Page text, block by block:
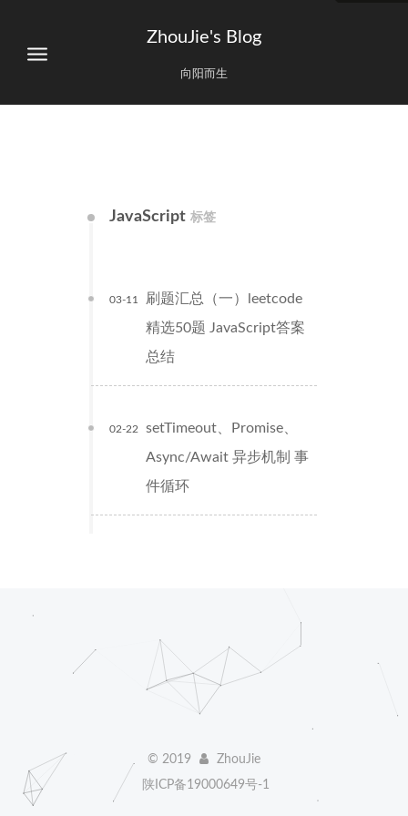
ZhouJie's Blog
向阳而生
JavaScript 标签
刷题汇总（一）leetcode
精选50题 JavaScript答案
总结
03-11
setTimeout、Promise、
Async/Await 异步机制 事
件循环
02-22
© 2019
ZhouJie
陕ICP备19000649号-1